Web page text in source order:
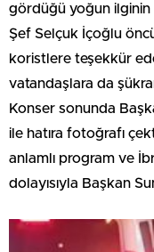
gördüğü yoğun ilginin
Şef Selçuk İçoğlu
koristlere teşekkür
vatandaşlara da
Konser sonunda
ile hatıra fotoğrafı
anlamlı program ve
dolayısıyla Başkan